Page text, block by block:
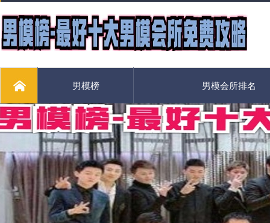
男模榜 男模会所排名